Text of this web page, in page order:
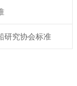
研究协会标准